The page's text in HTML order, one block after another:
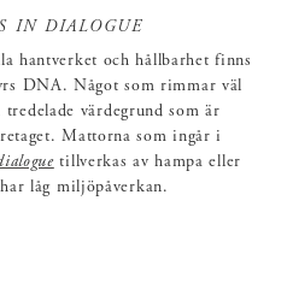
IN DIALOGUE
hantverket och hållbarhet finns
DNA. Något som rimmar väl
värdegrund som är
Mattorna som ingår i
tillverkas av hampa eller
låg miljöpåverkan.